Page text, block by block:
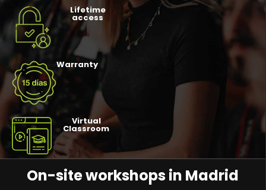
Lifetime
access
Warranty
Virtual
Classroom
On-site workshops in Madrid